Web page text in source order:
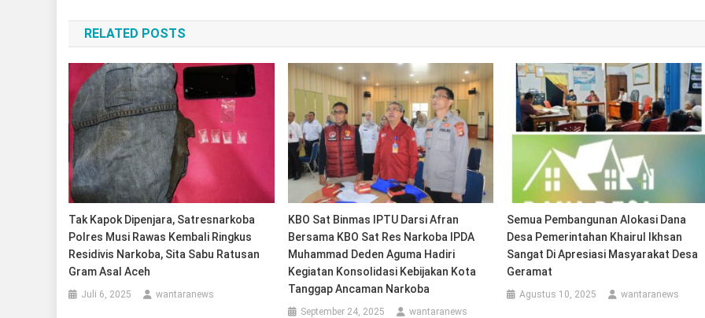
pos
RELATED POSTS
Tak Kapok Dipenjara, Satresnarkoba
Polres Musi Rawas Kembali Ringkus
Residivis Narkoba, Sita Sabu Ratusan
Gram Asal Aceh
Juli 6, 2025 wantaranews
KBO Sat Binmas IPTU Darsi Afran
Bersama KBO Sat Res Narkoba IPDA
Muhammad Deden Aguma Hadiri
Kegiatan Konsolidasi Kebijakan Kota
Tanggap Ancaman Narkoba
September 24, 2025 wantaranews
Semua Pembangunan Alokasi Dana
Desa Pemerintahan Khairul Ikhsan
Sangat Di Apresiasi Masyarakat Desa
Geramat
Agustus 10, 2025 wantaranews